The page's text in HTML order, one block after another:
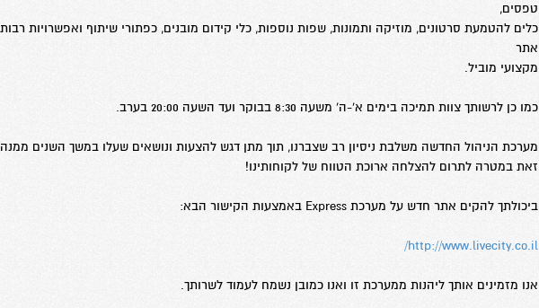
טפסים,
כלים להטמעת סרטונים, מוזיקה ותמונות, שפות נוספות, כלי קידום מובנים, כפתורי שיתוף ואפשרויות רבות
אתר
מקצועי מוביל.
כמו כן לרשותך צוות תמיכה בימים א'-ה' משעה 8:30 בבוקר ועד השעה 20:00 בערב.
מערכת הניהול החדשה משלבת ניסיון רב שצברנו, תוך מתן דגש להצעות ונושאים שעלו במשך השנים
זאת במטרה לתרום להצלחה ארוכת הטווח של לקוחותינו!
ביכולתך להקים אתר חדש על מערכת Express באמצעות הקישור הבא:
http://www.livecity.co.il/
אנו מזמינים אותך ליהנות ממערכת זו ואנו כמובן נשמח לעמוד לשרותך.